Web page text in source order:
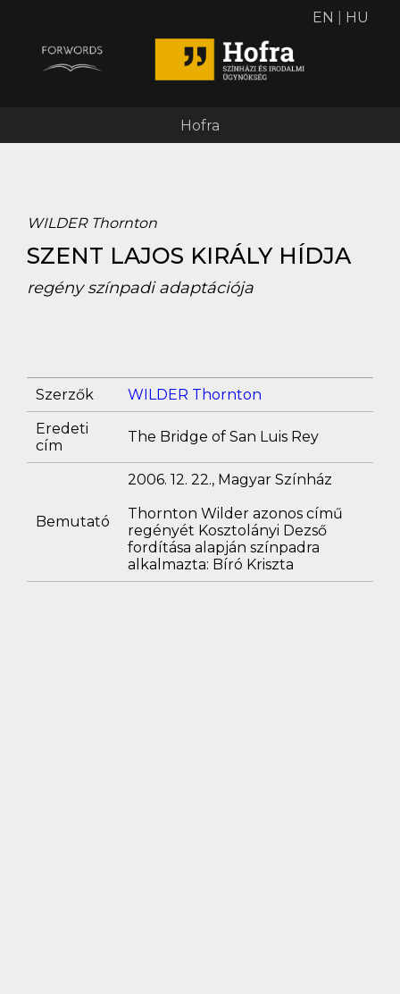
Hofra
EN HU
WILDER Thornton
SZENT LAJOS KIRÁLY HÍDJA
regény színpadi adaptációja
Szerzők
WILDER Thornton
Eredeti
cím
The Bridge of San Luis Rey
Bemutató
2006. 12. 22., Magyar Színház
Thornton Wilder azonos című
regényét Kosztolányi Dezső
fordítása alapján színpadra
alkalmazta: Bíró Kriszta